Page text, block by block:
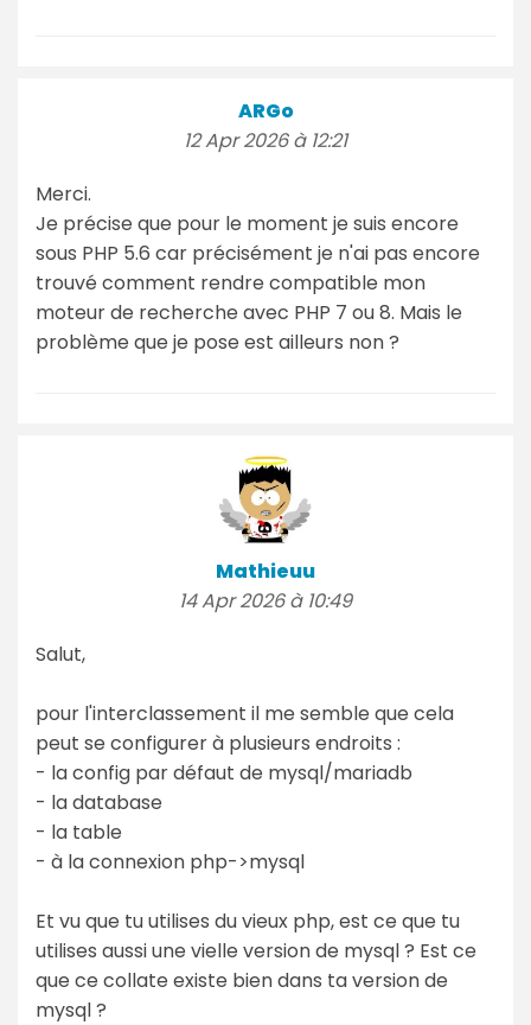
ARGo
12 Apr 2026 à 12:21
Merci.
Je précise que pour le moment je suis encore
sous PHP 5.6 car précisément je n'ai pas encore
trouvé comment rendre compatible mon
moteur de recherche avec PHP 7 ou 8. Mais le
problème que je pose est ailleurs non ?
Mathieuu
14 Apr 2026 à 10:49
Salut,
pour l'interclassement il me semble que cela
peut se configurer à plusieurs endroits :
- la config par défaut de mysql/mariadb
- la database
- la table
- à la connexion php->mysql
Et vu que tu utilises du vieux php, est ce que tu
utilises aussi une vielle version de mysql ? Est ce
que ce collate existe bien dans ta version de
mysql ?